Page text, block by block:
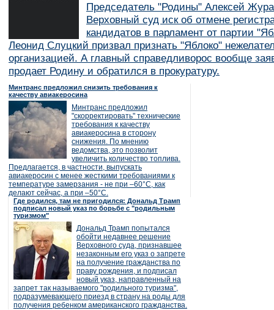
Председатель "Родины" Алексей
Верховный суд иск об отмене
кандидатов в парламент от партии
Леонид Слуцкий призвал признать "Яблоко"
организацией. А главный справедливорос вообще
продает Родину и обратился в прокуратуру.
Минтранс предложил снизить требования к
качеству авиакеросина
Минтранс предложил
"скорректировать" технические
требования к качеству
авиакеросина в сторону
снижения. По мнению
ведомства, это позволит
увеличить количество топлива.
Предлагается, в частности, выпускать
авиакеросин с менее жесткими требованиями к
температуре замерзания - не при –60°C, как
делают сейчас, а при –50°C.
Где родился, там не пригодился: Дональд Трамп
подписал новый указ по борьбе с "родильным
туризмом"
Дональд Трамп попытался
обойти недавнее решение
Верховного суда, признавшее
незаконным его указ о запрете
на получение гражданства по
праву рождения, и подписал
новый указ, направленный на
запрет так называемого "родильного туризма",
подразумевающего приезд в страну на роды для
получения ребенком американского гражданства.